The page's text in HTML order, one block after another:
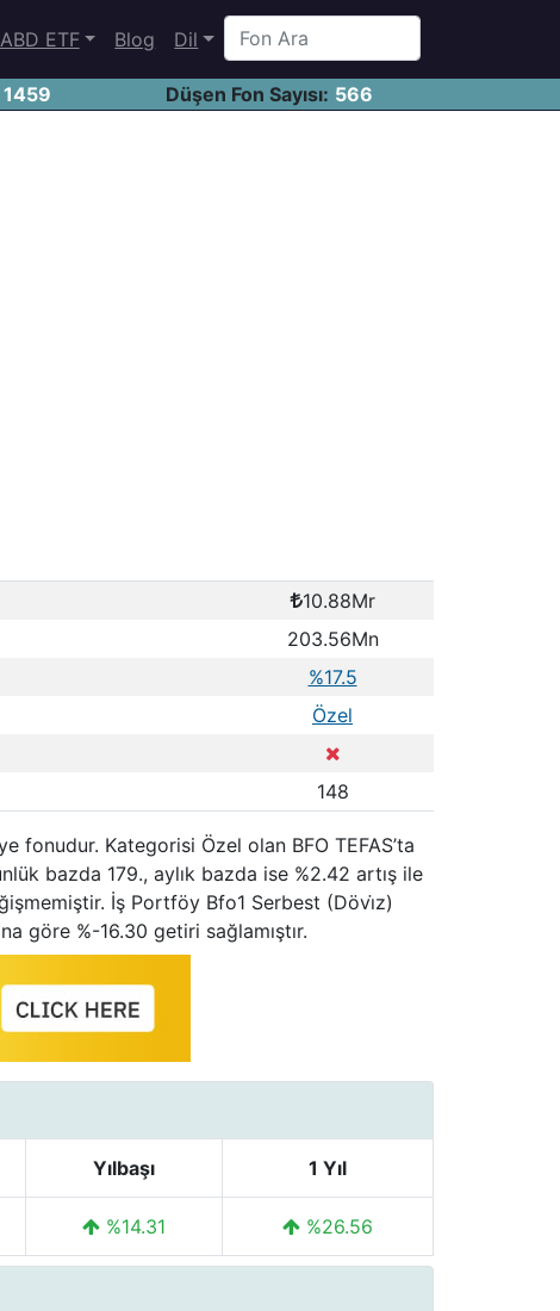
ABD ETF Blog Dil
1459 Düşen Fon Sayısı: 566
10.88Mr
203.56Mn
%17.5
Özel
148
Kategorisi Özel olan BFO TEFAS’ta
bazda 179., aylık bazda ise %2.42 artış ile
İş Portföy Bfo1 Serbest (Dövi̇z)
göre %-16.30 getiri sağlamıştır.
Yılbaşı 1 Yıl
%14.31 %26.56